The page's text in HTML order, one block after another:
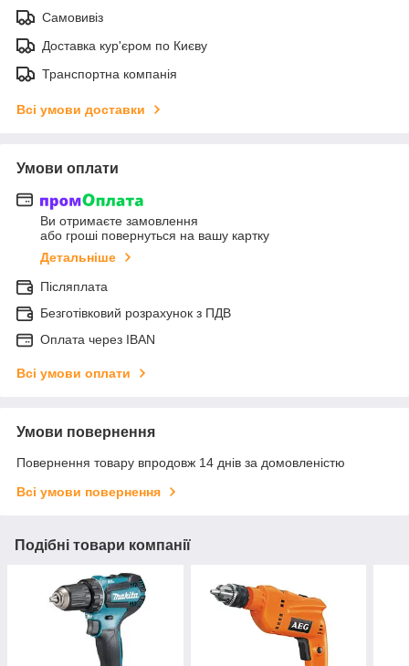
Самовивіз
Доставка кур'єром по Києву
Транспортна компанія
Всі умови доставки
Умови оплати
Ви отримаєте замовлення
або гроші повернуться на вашу картку
Детальніше
Післяплата
Безготівковий розрахунок з ПДВ
Оплата через IBAN
Всі умови оплати
Умови повернення
Повернення товару впродовж 14 днів за домовленістю
Всі умови повернення
Подібні товари компанії